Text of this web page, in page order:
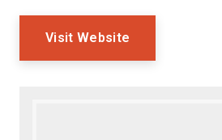
Visit Website